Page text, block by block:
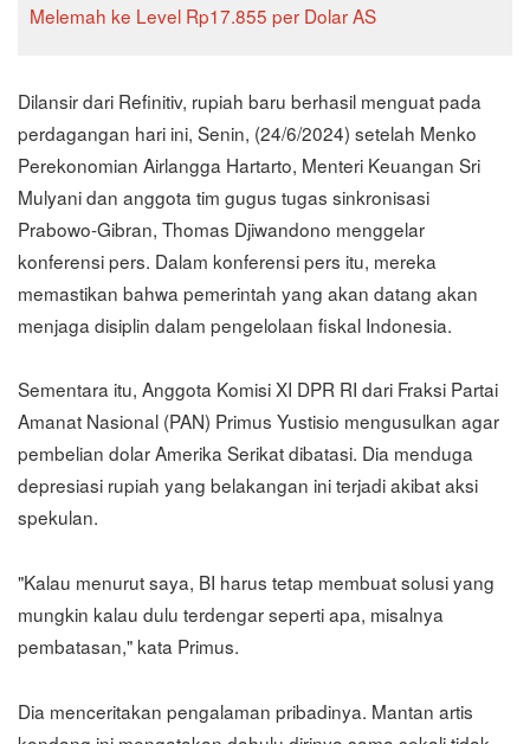
Melemah ke Level Rp17.855 per Dolar AS
Dilansir dari Refinitiv, rupiah baru berhasil menguat pada
perdagangan hari ini, Senin, (24/6/2024) setelah Menko
Perekonomian Airlangga Hartarto, Menteri Keuangan Sri
Mulyani dan anggota tim gugus tugas sinkronisasi
Prabowo-Gibran, Thomas Djiwandono menggelar
konferensi pers. Dalam konferensi pers itu, mereka
memastikan bahwa pemerintah yang akan datang akan
menjaga disiplin dalam pengelolaan fiskal Indonesia.
Sementara itu, Anggota Komisi XI DPR RI dari Fraksi Partai
Amanat Nasional (PAN) Primus Yustisio mengusulkan agar
pembelian dolar Amerika Serikat dibatasi. Dia menduga
depresiasi rupiah yang belakangan ini terjadi akibat aksi
spekulan.
"Kalau menurut saya, BI harus tetap membuat solusi yang
mungkin kalau dulu terdengar seperti apa, misalnya
pembatasan," kata Primus.
Dia menceritakan pengalaman pribadinya. Mantan artis